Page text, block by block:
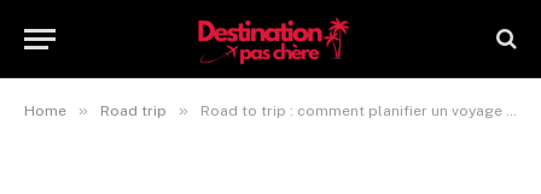
Home » Road trip » Road to trip : comment planifier un voyage parfait ?